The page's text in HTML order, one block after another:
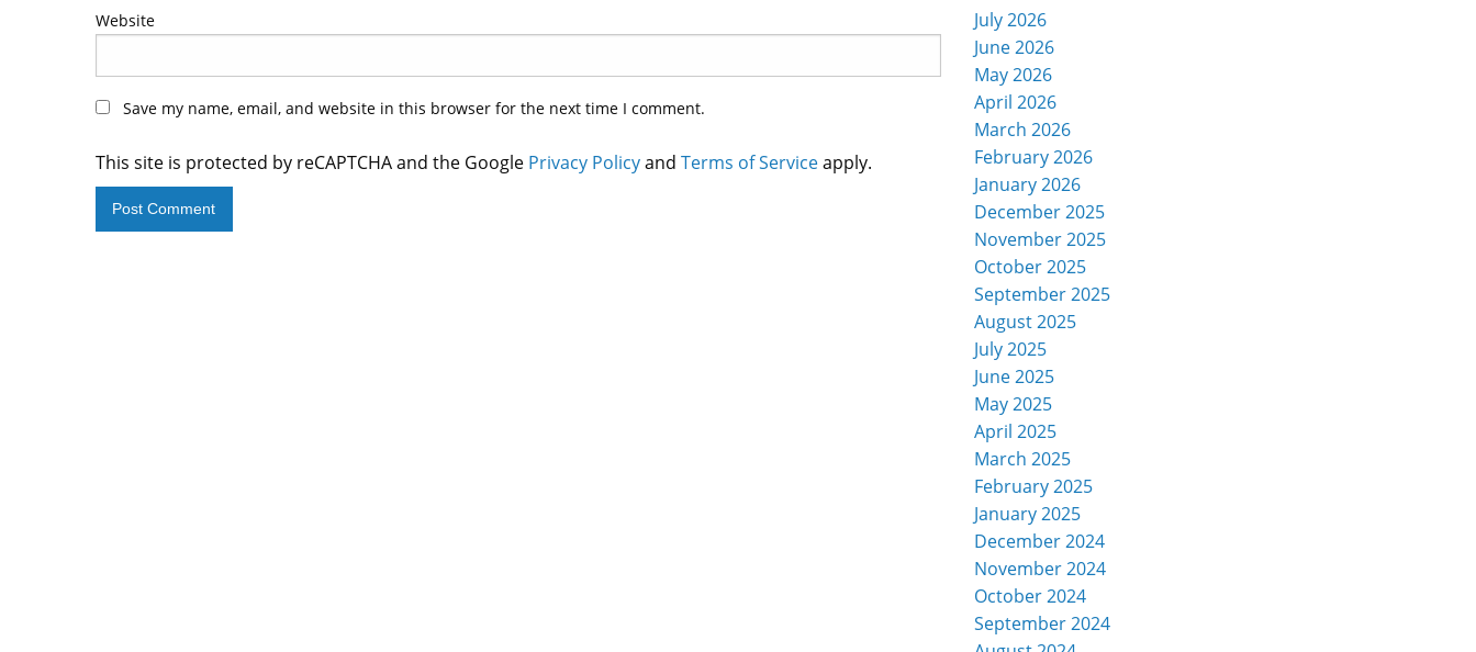
Website
Save my name, email, and website in this browser for the next time I comment.
This site is protected by reCAPTCHA and the Google Privacy Policyand Terms of Serviceapply.
July 2026
June 2026
May 2026
April 2026
March 2026
February 2026
January 2026
December 2025
November 2025
October 2025
September 2025
August 2025
July 2025
June 2025
May 2025
April 2025
March 2025
February 2025
January 2025
December 2024
November 2024
October 2024
September 2024